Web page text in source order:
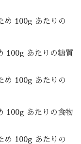
め 100g あたりの
100g あたりの糖質
め 100g あたりの
100g あたりの食物
め 100g あたりの